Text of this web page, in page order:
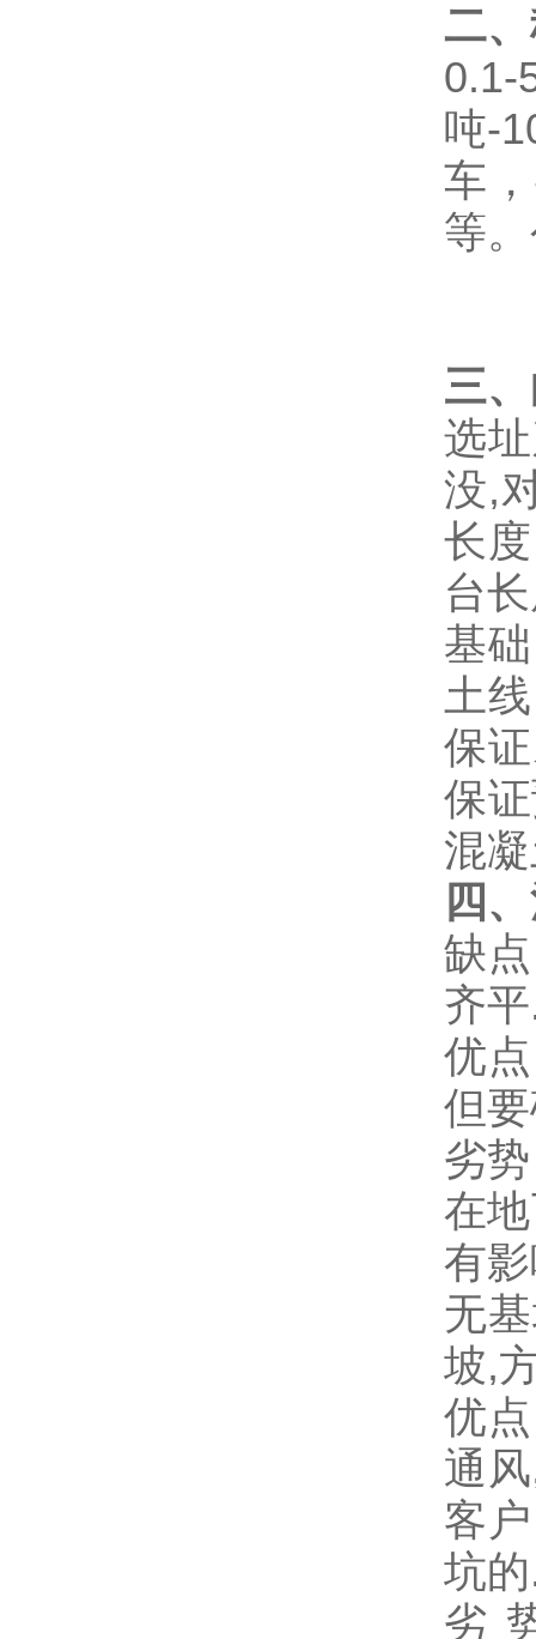
二
0.1-
吨-
车
等
三
选
没,
长
台
基
土
保
保
混
四
缺
齐平
优
但
劣
在
有
无
坡,
优
通风
客户
坑的
劣